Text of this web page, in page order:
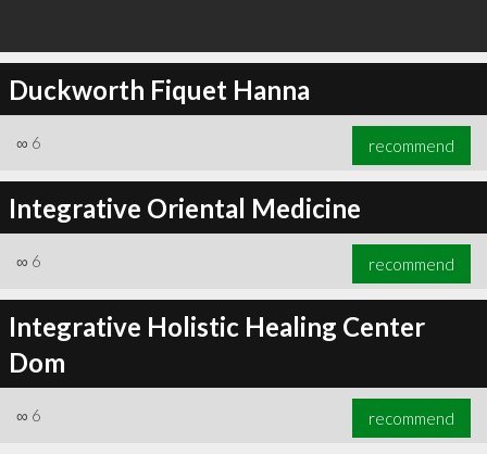
Duckworth Fiquet Hanna
∞ 6 recommend
Integrative Oriental Medicine
∞ 6 recommend
Integrative Holistic Healing Center
Dom
∞ 6 recommend